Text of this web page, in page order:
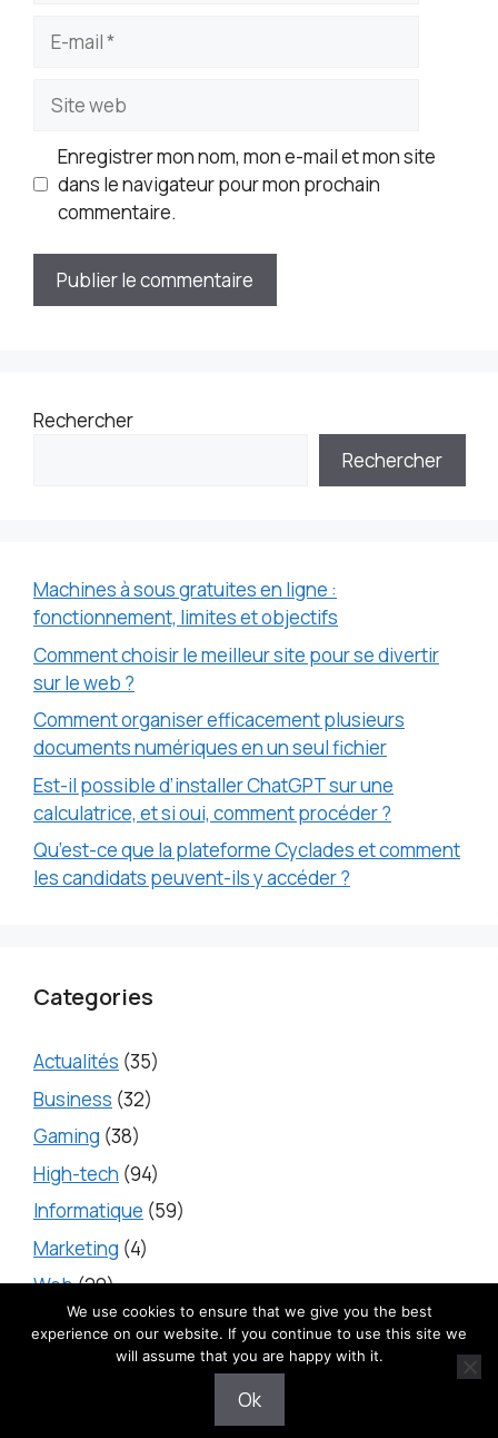
mail
Site
web
Enregistrer mon nom, mon e-mail et mon site
dans le navigateur pour mon prochain
commentaire.
Rechercher
Rechercher
Machines à sous gratuites en ligne :
fonctionnement, limites et objectifs
Comment choisir le meilleur site pour se divertir
sur le web ?
Comment organiser efficacement plusieurs
documents numériques en un seul fichier
Est-il possible d’installer ChatGPT sur une
calculatrice, et si oui, comment procéder ?
Qu’est-ce que la plateforme Cyclades et comment
les candidats peuvent-ils y accéder ?
Categories
Actualités (35)
Business (32)
Gaming (38)
High-tech (94)
Informatique (59)
Marketing (4)
Web(20)
Mentions légales
de Confidentialité
We use cookies to ensure that we give you the best
experience on our website. If you continue to use this site we
will assume that you are happy with it.
Ok